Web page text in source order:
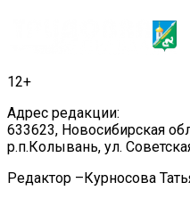
12+
Адрес редакции:
633623, Новосибирская
р.п.Колывань, ул.
Редактор –Курносова